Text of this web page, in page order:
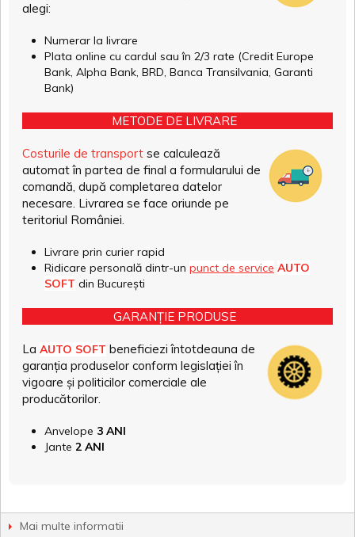
alegi:
Numerar la livrare
Plata online cu cardul sau în 2/3 rate (Credit Europe
Bank, Alpha Bank, BRD, Banca Transilvania, Garanti
Bank)
METODE DE LIVRARE
Costurile de transport se calculează
automat în partea de final a formularului de
comandă, după completarea datelor
necesare. Livrarea se face oriunde pe
teritoriul României.
Livrare prin curier rapid
Ridicare personală dintr-un punct de service AUTO
SOFT din București
GARANȚIE PRODUSE
La AUTO SOFT beneficiezi întotdeauna de
garanția produselor conform legislației în
vigoare și politicilor comerciale ale
producătorilor.
Anvelope 3 ANI
Jante 2 ANI
Mai multe informatii